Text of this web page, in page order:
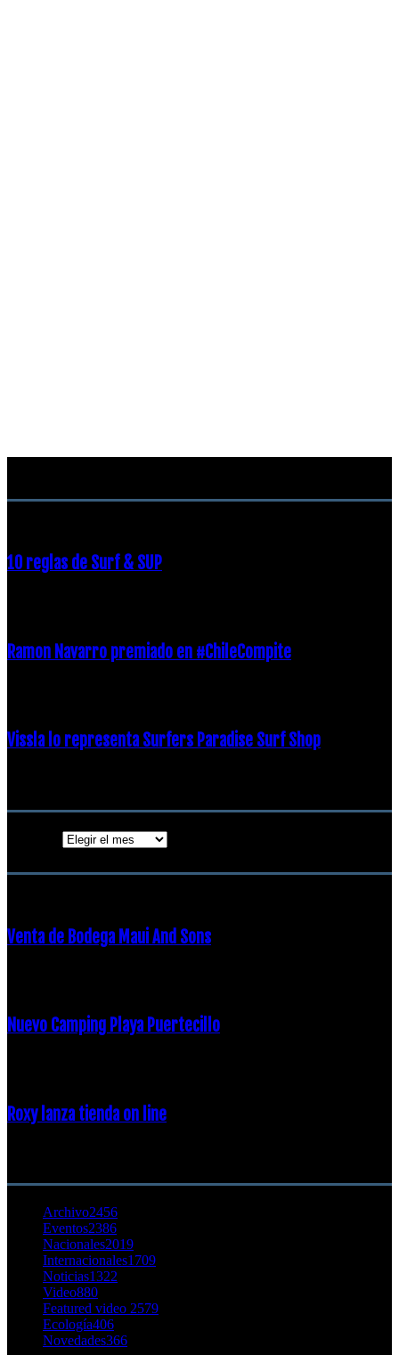
10 reglas de Surf & SUP
Ramon Navarro premiado en #ChileCompite
Vissla lo representa Surfers Paradise Surf Shop
Venta de Bodega Maui And Sons
Nuevo Camping Playa Puertecillo
Roxy lanza tienda on line
Archivo2456
Eventos2386
Nacionales2019
Internacionales1709
Noticias1322
Video880
Featured video 2579
Ecología406
Novedades366